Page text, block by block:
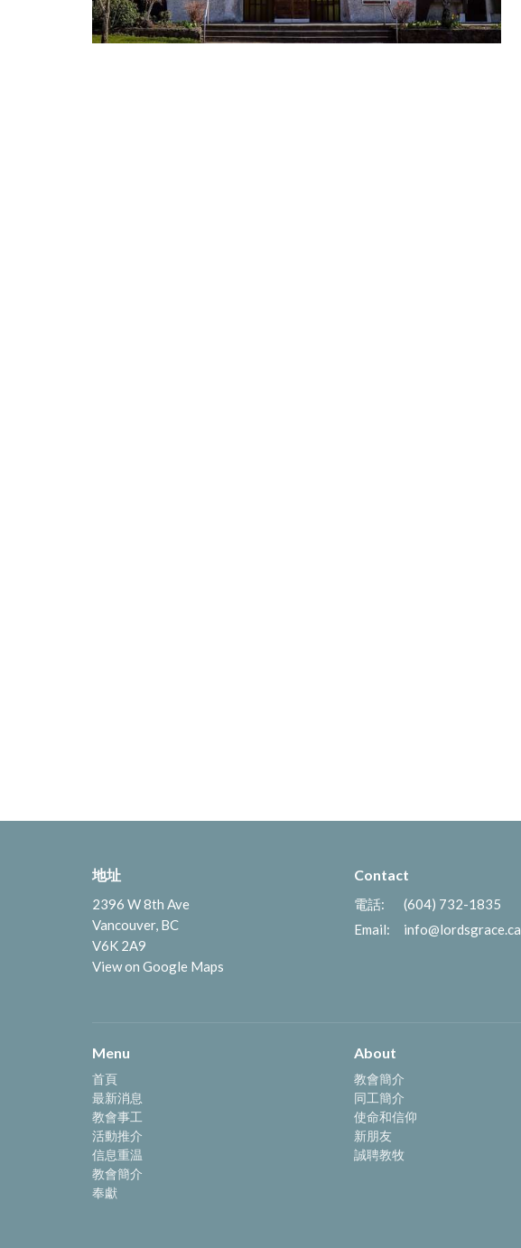
地址
2396 W 8th Ave
Vancouver, BC
V6K 2A9
View on Google Maps
Contact
電話:
(604) 732-1835
Email: info@lordsgrace.ca
Menu
首頁
最新消息
教會事工
活動推介
信息重温
教會簡介
奉獻
About
教會簡介
同工簡介
使命和信仰
新朋友
誠聘教牧